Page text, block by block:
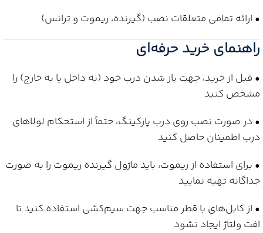
• ارائه تمامی متعلقات نصب (گیرنده، ریموت و ترانس)
راهنمای خرید حرفه‌ای
• قبل از خرید، جهت باز شدن درب خود (به داخل یا به خارج) را
مشخص کنید
• در صورت نصب روی درب پارکینگ، حتماً از استحکام لولاهای
درب اطمینان حاصل کنید
• برای استفاده از ریموت، باید ماژول گیرنده ریموت را به صورت
جداگانه تهیه نمایید
• از کابل‌های با قطر مناسب جهت سیم‌کشی استفاده کنید تا
افت ولتاژ ایجاد نشود